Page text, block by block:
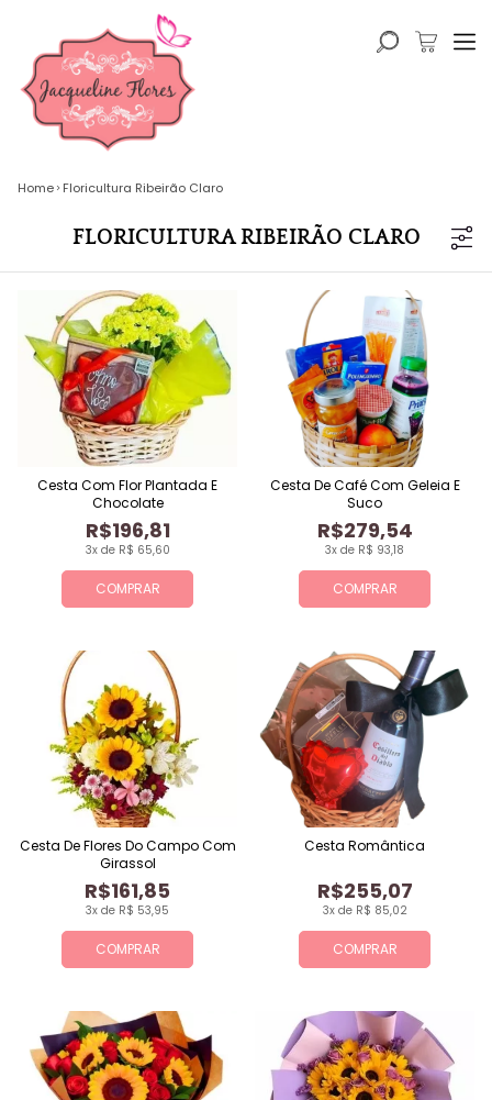
Home Floricultura Ribeirão Claro
FLORICULTURA RIBEIRÃO CLARO
COMPRAR
3x de R$ 65,60
R$196,81
Cesta Com Flor Plantada E
Chocolate
COMPRAR
3x de R$ 93,18
R$279,54
Cesta De Café Com Geleia E
Suco
COMPRAR
3x de R$ 53,95
R$161,85
Cesta De Flores Do Campo Com
Girassol
COMPRAR
3x de R$ 85,02
R$255,07
Cesta Romântica